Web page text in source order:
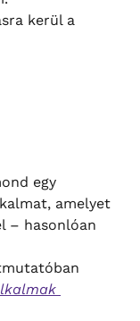
kerül a
egy
amelyet
– hasonlóan